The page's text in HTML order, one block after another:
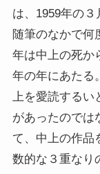
は、1959年の
随筆のなかで何
年は中上の死か
年の年にあたる
上を愛読するい
があったのでは
て、中上の作品
数的な３重なり